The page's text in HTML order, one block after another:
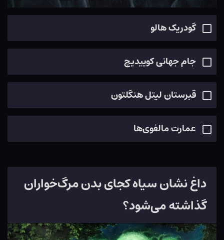
گودریک هالو
جام جهانی کوییدیچ
قبرستان لیتل هنگلتون
عمارت مالفوی‌ها
داغ نشان سیاه کجای بدن مرگ‌خواران
گذاشته می‌شود؟